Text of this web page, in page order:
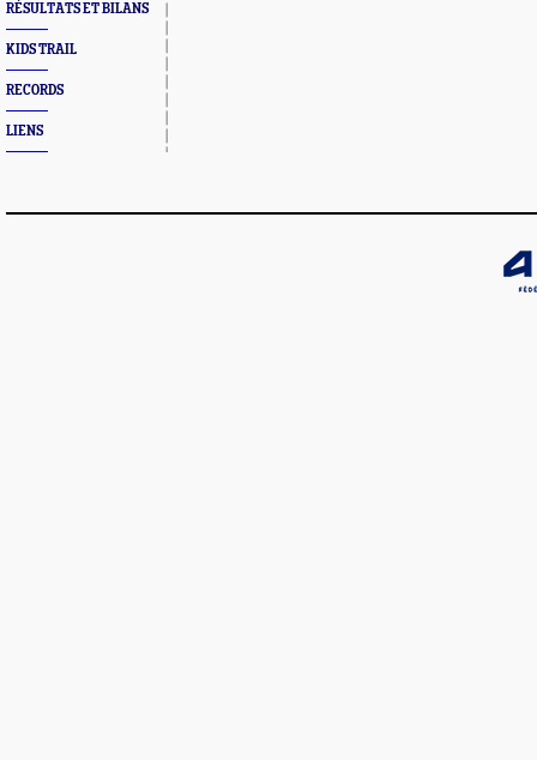
RÉSULTATS ET BILANS
KIDS TRAIL
RECORDS
LIENS